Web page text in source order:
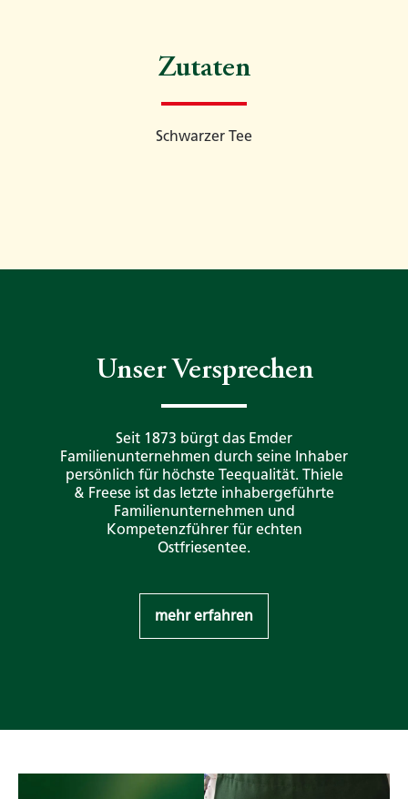
Zutaten
Schwarzer Tee
Unser Versprechen
Seit 1873 bürgt das Emder
Familienunternehmen durch seine Inhaber
persönlich für höchste Teequalität. Thiele
& Freese ist das letzte inhabergeführte
Familienunternehmen und
Kompetenzführer für echten
Ostfriesentee.
mehr erfahren